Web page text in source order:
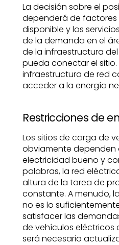
La decisión sobre el
dependerá de factores
disponible y los
de la demanda en el
de la infraestructura
pueda conectar el
infraestructura de red
acceder a la energía
Restricciones de
Los sitios de carga de
obviamente dependen
electricidad bueno y
palabras, la red
altura de la tarea de
constante. A menudo,
no es lo
satisfacer las
de vehículos
será necesario